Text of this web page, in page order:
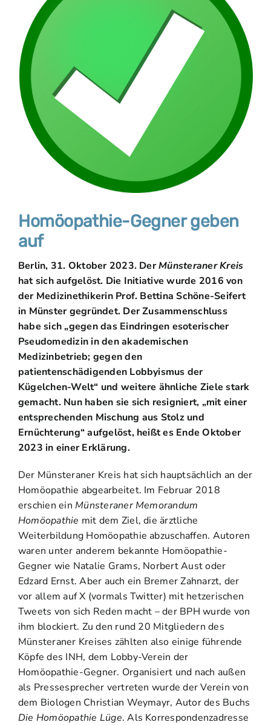
Homöopathie-Gegner geben
auf
Berlin, 31. Oktober 2023. DerMünsteraner Kreis
hat sich aufgelöst. Die Initiative wurde 2016 von
der Medizinethikerin Prof. Bettina Schöne-Seifert
in Münster gegründet. Der Zusammenschluss
habe sich „gegen das Eindringen esoterischer
Pseudomedizin in den akademischen
Medizinbetrieb; gegen den
patientenschädigenden Lobbyismus der
Kügelchen-Welt“ und weitere ähnliche Ziele stark
gemacht. Nun haben sie sich resigniert, „mit einer
entsprechenden Mischung aus Stolz und
Ernüchterung“ aufgelöst, heißt es Ende Oktober
2023 in einer Erklärung.
Der Münsteraner Kreis hat sich hauptsächlich an der
Homöopathie abgearbeitet. Im Februar 2018
erschien einMünsteranerMemorandum
Homöopathie mit dem Ziel, die ärztliche
Weiterbildung Homöopathie abzuschaffen. Autoren
waren unter anderem bekannte Homöopathie-
Gegner wie Natalie Grams, Norbert Aust oder
Edzard Ernst. Aber auch ein Bremer Zahnarzt, der
vor allem auf X (vormals Twitter) mit hetzerischen
Tweets von sich Reden macht – der BPH wurde von
ihm blockiert. Zu den rund 20 Mitgliedern des
Münsteraner Kreises zählten also einige führende
Köpfe des INH, dem Lobby-Verein der
Homöopathie-Gegner. Organisiert und nach außen
als Pressesprecher vertreten wurde der Verein von
dem Biologen Christian Weymayr, Autor des Buchs
Die Homöopathie Lüge. Als Korrespondenzadresse